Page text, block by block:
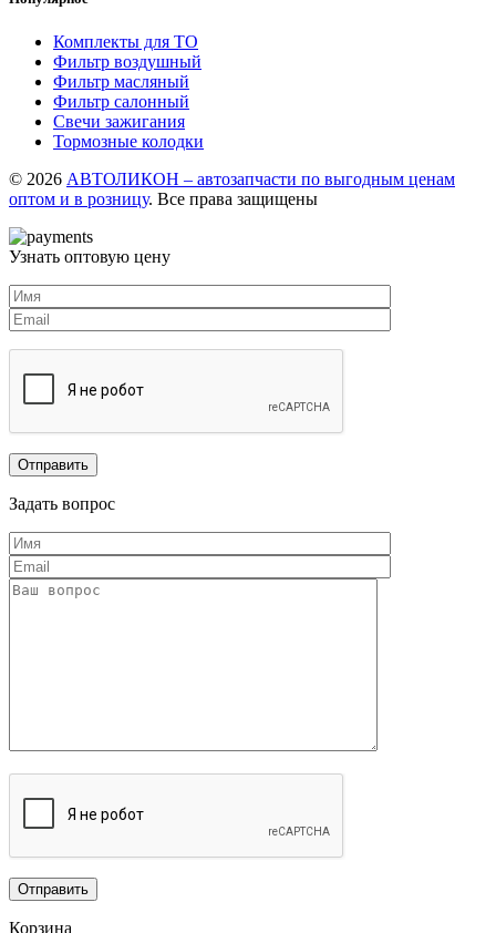
Комплекты для ТО
Фильтр воздушный
Фильтр масляный
Фильтр салонный
Свечи зажигания
Тормозные колодки
© 2026 АВТОЛИКОН – автозапчасти по выгодным ценам
оптом и в розницу. Все права защищены
Узнать оптовую цену
Задать вопрос
Корзина